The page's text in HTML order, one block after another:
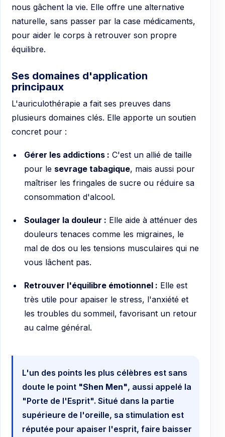
nous gâchent la vie. Elle offre une alternative
naturelle, sans passer par la case médicaments,
pour aider le corps à retrouver son propre
équilibre.
Ses domaines d'application
principaux
L'auriculothérapie a fait ses preuves dans
plusieurs domaines clés. Elle apporte un soutien
concret pour :
Gérer les addictions : C'est un allié de taille
pour le sevrage tabagique, mais aussi pour
maîtriser les fringales de sucre ou réduire sa
consommation d'alcool.
Soulager la douleur : Elle aide à atténuer des
douleurs tenaces comme les migraines, le
mal de dos ou les tensions musculaires qui ne
vous lâchent pas.
Retrouver l'équilibre émotionnel : Elle est
très utile pour apaiser le stress, l'anxiété et
les troubles du sommeil, favorisant un retour
au calme général.
L'un des points les plus célèbres est sans
doute le point "Shen Men", aussi appelé la
"Porte de l'Esprit". Situé dans la partie
supérieure de l'oreille, sa stimulation est
réputée pour apaiser l'esprit, faire baisser